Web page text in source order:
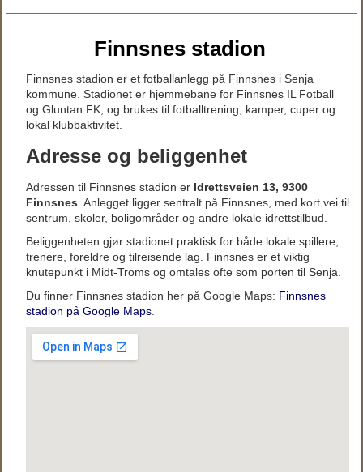
Finnsnes stadion
Finnsnes stadion er et fotballanlegg på Finnsnes i Senja
kommune. Stadionet er hjemmebane for Finnsnes IL Fotball
og Gluntan FK, og brukes til fotballtrening, kamper, cuper og
lokal klubbaktivitet.
Adresse og beliggenhet
Adressen til Finnsnes stadion er Idrettsveien 13, 9300
Finnsnes . Anlegget ligger sentralt på Finnsnes, med kort vei til
sentrum, skoler, boligområder og andre lokale idrettstilbud.
Beliggenheten gjør stadionet praktisk for både lokale spillere,
trenere, foreldre og tilreisende lag. Finnsnes er et viktig
knutepunkt i Midt-Troms og omtales ofte som porten til Senja.
Du finner Finnsnes stadion her på Google Maps: Finnsnes
stadion på Google Maps